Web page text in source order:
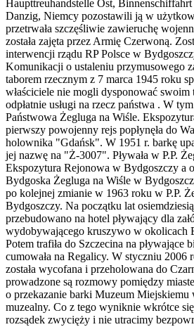
Haupttreuhandstelle Ost, Binnenschiffahrt
Danzig, Niemcy pozostawili ją w
przetrwała szczęśliwie zawieruchę
została zajęta przez Armię Czerwoną.
interwencji rządu RP Polsce w
Komunikacji o ustaleniu przymusowego
taborem rzecznym z 7 marca 1945 roku
właściciele nie mogli dysponować
odpłatnie usługi na rzecz państwa . W
Państwowa Żegluga na Wiśle.
pierwszy powojenny rejs popłynęła do
holownika "Gdańsk". W 1951 r. barkę
jej nazwę na "Ż-3007". Pływała w P.P.
Ekspozytura Rejonowa w Bydgoszczy a
Bydgoska Żegluga na Wiśle w
po kolejnej zmianie w 1963 roku w P.P.
Bydgoszczy. Na początku lat
przebudowano na hotel pływający dla
wydobywającego kruszywo w okolicach
Potem trafiła do Szczecina na
cumowała na Regalicy. W styczniu 2006
została wycofana i przeholowana do
prowadzone są rozmowy pomiędzy
o przekazanie barki Muzeum
muzealny. Co z tego wyniknie wkrótce
rozsądek zwycięży i nie utracimy